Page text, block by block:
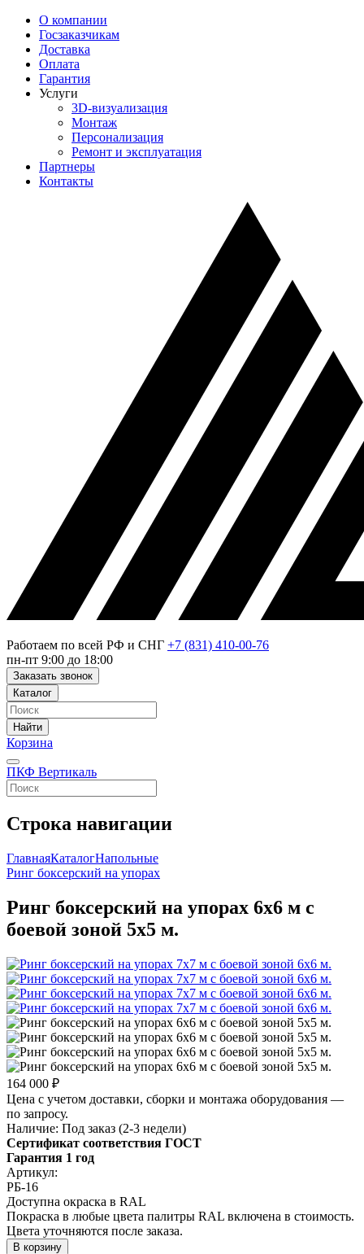
О компании
Госзаказчикам
Доставка
Оплата
Гарантия
Услуги
3D-визуализация
Монтаж
Персонализация
Ремонт и эксплуатация
Партнеры
Контакты
Работаем по всей РФ и СНГ +7 (831) 410-00-76
пн-пт 9:00 до 18:00
Заказать звонок
Каталог
Найти
Корзина
ПКФ Вертикаль
Строка навигации
ГлавнаяКаталогНапольные
Ринг боксерский на упорах
Ринг боксерский на упорах 6х6 м с
боевой зоной 5х5 м.
164 000 ₽
Цена с учетом доставки, сборки и монтажа оборудования —
по запросу.
Наличие: Под заказ (2-3 недели)
Сертификат соответствия ГОСТ
Гарантия 1 год
Артикул:
РБ-16
Доступна окраска в RAL
Покраска в любые цвета палитры RAL включена в стоимость.
Цвета уточняются после заказа.